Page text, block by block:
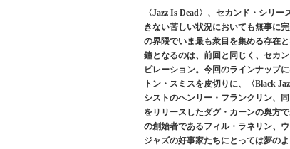
〈Jazz Is Dead〉、セカンド・シリ
きない苦しい状況においても無事に
の界隈でいま最も衆目を集める存在
鐘となるのは、前回と同じく、セカ
ピレーション。今回のラインナップ
トン・スミスを皮切りに、〈Black
シストのヘンリー・フランクリン、
をリリースしたダグ・カーンの奥方
の創始者であるフィル・ラネリン、
ジャズの好事家たちにとっては夢の